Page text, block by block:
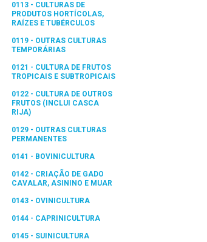
0113 - CULTURAS DE
PRODUTOS HORTÍCOLAS,
RAÍZES E TUBÉRCULOS
0119 - OUTRAS CULTURAS
TEMPORÁRIAS
0121 - CULTURA DE FRUTOS
TROPICAIS E SUBTROPICAIS
0122 - CULTURA DE OUTROS
FRUTOS (INCLUI CASCA
RIJA)
0129 - OUTRAS CULTURAS
PERMANENTES
0141 - BOVINICULTURA
0142 - CRIAÇÃO DE GADO
CAVALAR, ASININO E MUAR
0143 - OVINICULTURA
0144 - CAPRINICULTURA
0145 - SUINICULTURA